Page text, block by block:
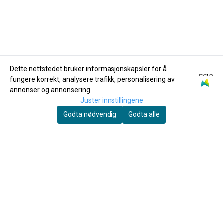
NUX
NUX MG-101 Gitar
effektprosessor
Distortion gitarpedal
590,-
Dette nettstedet bruker informasjonskapsler for å
fungere korrekt, analysere trafikk, personalisering av
annonser og annonsering.
Drevet av
Juster innstillingene
Godta nødvendig
Godta alle